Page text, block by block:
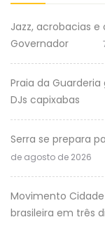
Jazz, acrobacias
Governador
Praia da
DJs capixabas
Serra se prepara
de agosto de 2026
Movimento
brasileira em três